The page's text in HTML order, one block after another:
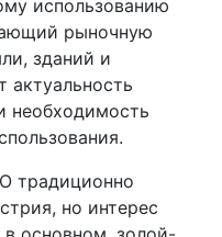
использованию
рыночную
зданий и
актуальность
необходимость
традиционно
но интерес